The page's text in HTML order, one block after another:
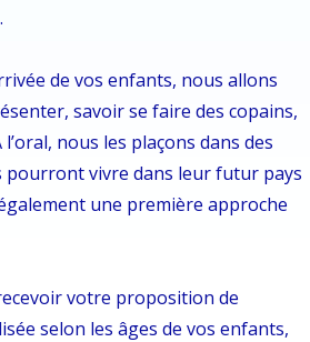
de vos enfants, nous allons
savoir se faire des copains,
nous les plaçons dans des
pourront vivre dans leur futur pays
une première approche
votre proposition de
selon les âges de vos enfants,